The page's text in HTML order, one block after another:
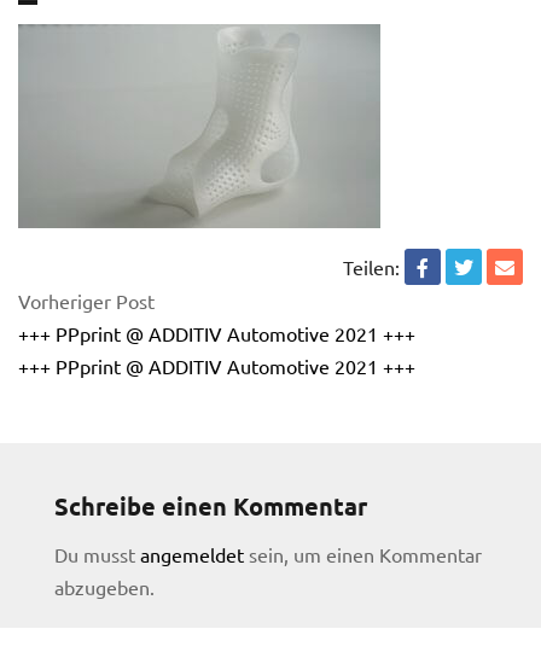
Teilen:
Vorheriger Post
+++ PPprint @ ADDITIV Automotive 2021 +++
+++ PPprint @ ADDITIV Automotive 2021 +++
Schreibe einen Kommentar
Du musst angemeldet sein, um einen Kommentar
abzugeben.